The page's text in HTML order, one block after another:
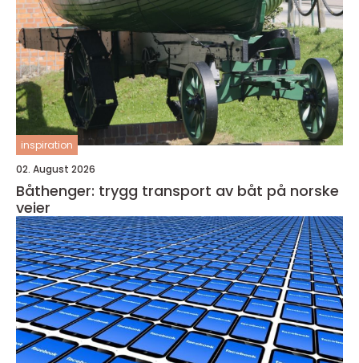
inspiration
02. August 2026
Båthenger: trygg transport av båt på norske
veier